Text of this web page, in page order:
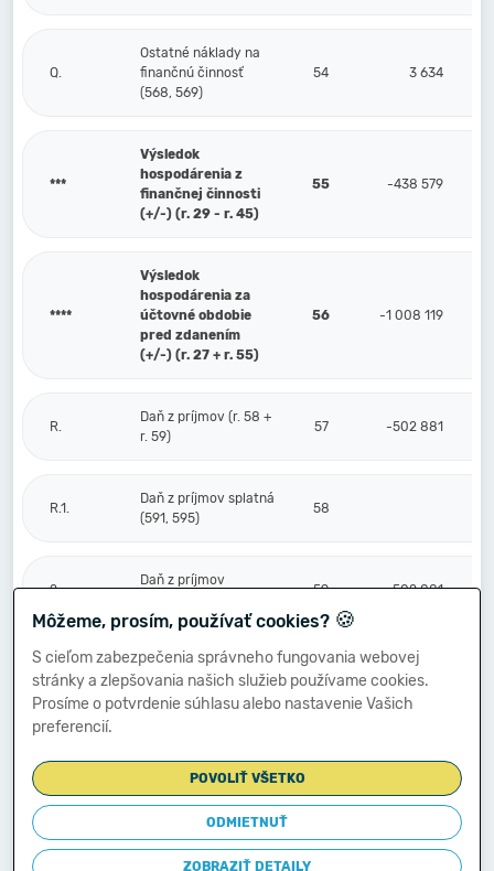
Q.
Ostatné náklady na
finančnú činnosť
(568, 569)
54 3 634
***
Výsledok
hospodárenia z
finančnej činnosti
(+/-) (r. 29 - r. 45)
55 -438 579
****
Výsledok
hospodárenia za
účtovné obdobie
pred zdanením
(+/-) (r. 27 + r. 55)
56 -1 008 119
R.
Daň z príjmov (r. 58 +
r. 59)
57 -502 881
R.1.
Daň z príjmov splatná
(591, 595)
58
2.
Daň z príjmov
59 -502 881
S.
Prevod podielov na
výsledku
hospodárenia
60
****
Výsledok
hospodárenia za
účtovné obdobie po
zdanení (+/-) (r. 56
61 -505 238
Môžeme, prosím, používať cookies? 🍪
S cieľom zabezpečenia správneho fungovania webovej
stránky a zlepšovania našich služieb používame cookies.
Prosíme o potvrdenie súhlasu alebo nastavenie Vašich
preferencií.
POVOLIŤ VŠETKO
ODMIETNUŤ
ZOBRAZIŤ DETAILY